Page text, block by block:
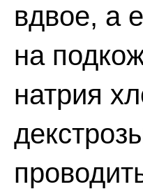
вдвое, а
на
натрия